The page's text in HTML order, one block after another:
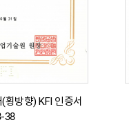
방향) KFI 인증서
38